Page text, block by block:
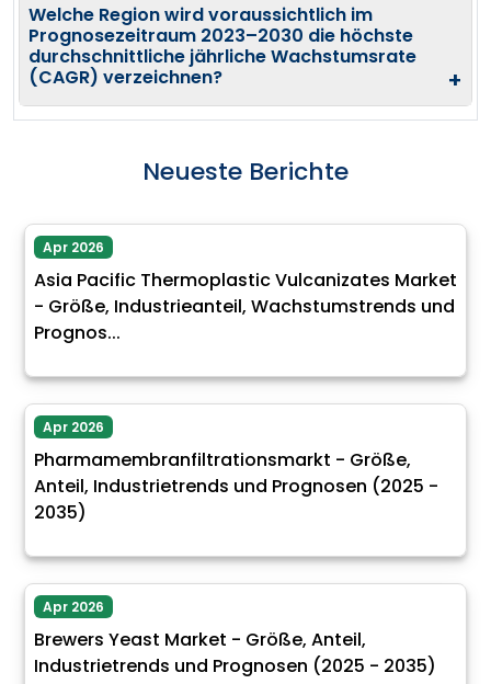
Welche Region wird voraussichtlich im
Prognosezeitraum 2023–2030 die höchste
durchschnittliche jährliche Wachstumsrate
(CAGR) verzeichnen?
+
Neueste Berichte
Apr 2026
Asia Pacific Thermoplastic Vulcanizates Market
- Größe, Industrieanteil, Wachstumstrends und
Prognos...
Apr 2026
Pharmamembranfiltrationsmarkt - Größe,
Anteil, Industrietrends und Prognosen (2025 -
2035)
Apr 2026
Brewers Yeast Market - Größe, Anteil,
Industrietrends und Prognosen (2025 - 2035)